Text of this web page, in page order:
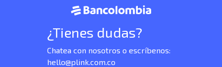
¿Tienes dudas?
Chatea con nosotros o escríbenos:
hello@plink.com.co